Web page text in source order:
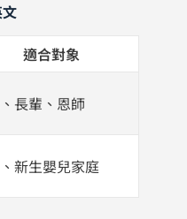
文
適合對象
長輩、恩師
新生嬰兒家庭